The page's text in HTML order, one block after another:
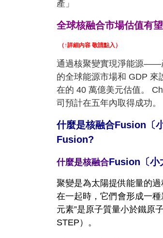
產」
全球核融合市場估值有
（↑詳細內容 敬請點入）
通過核聚變實現淨能源——
的全球能源市場和 GDP 來
在的 40 萬億美元估值。
司預計在五年內取得成功。
什麼是核融合Fusion〔
Fusion?
什麼是核融合Fusion〔小
聚變是為太陽提供能量的過
在一起時，它們會形成一
元素”是原子質量小於鐵原
STEP）。